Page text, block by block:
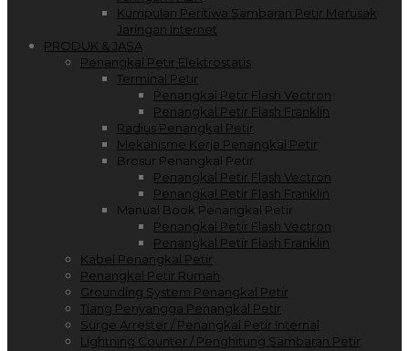
Kumpulan Peritiwa Sambaran Petir Merusak
Jaringan Internet
PRODUK & JASA
Penangkal Petir Elektrostatis
Terminal Petir
Penangkal Petir Flash Vectron
Penangkal Petir Flash Franklin
Radius Penangkal Petir
Mekanisme Kerja Penangkal Petir
Brosur Penangkal Petir
Penangkal Petir Flash Vectron
Penangkal Petir Flash Franklin
Manual Book Penangkal Petir
Penangkal Petir Flash Vectron
Penangkal Petir Flash Franklin
Kabel Penangkal Petir
Penangkal Petir Rumah
Grounding System Penangkal Petir
Tiang Penyangga Penangkal Petir
Surge Arrester / Penangkal Petir Internal
Lightning Counter / Penghitung Sambaran Petir